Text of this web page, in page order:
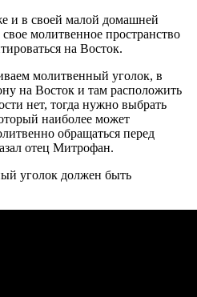
и в своей малой домашней
молитвенное пространство
на Восток.
молитвенный уголок, в
на Восток и там расположить
нет, тогда нужно выбрать
наиболее может
обращаться перед
отец Митрофан.
уголок должен быть